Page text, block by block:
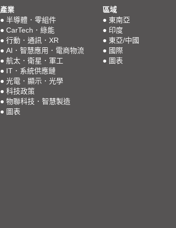
產業
● 半導體．零組件
● CarTech．綠能
● 行動．通訊．XR
● AI．智慧應用．電商物流
● 航太．衛星．軍工
● IT．系統供應鏈
● 光電．顯示．光學
● 科技政策
● 物聯科技．智慧製造
● 圖表
區域
● 東南亞
● 印度
● 東亞/中國
● 國際
● 圖表